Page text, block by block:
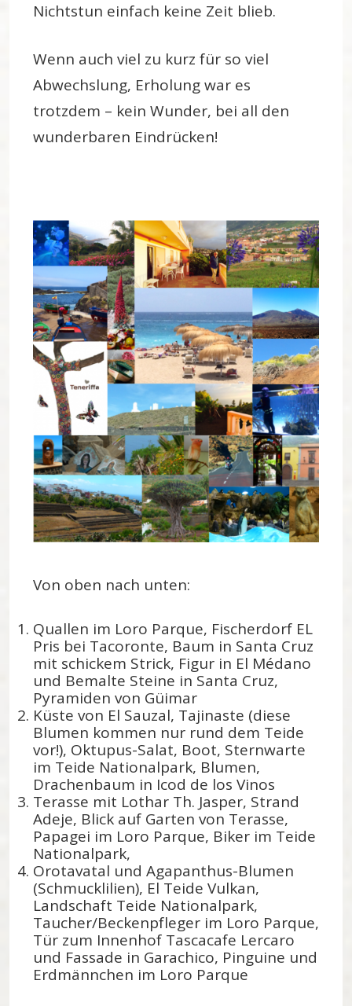
Nichtstun einfach keine Zeit blieb.
Wenn auch viel zu kurz für so viel
Abwechslung, Erholung war es
trotzdem – kein Wunder, bei all den
wunderbaren Eindrücken!
Von oben nach unten:
Quallen im Loro Parque, Fischerdorf EL
Pris bei Tacoronte, Baum in Santa Cruz
mit schickem Strick, Figur in El Médano
und Bemalte Steine in Santa Cruz,
Pyramiden von Güimar
Küste von El Sauzal, Tajinaste (diese
Blumen kommen nur rund dem Teide
vor!), Oktupus-Salat, Boot, Sternwarte
im Teide Nationalpark, Blumen,
Drachenbaum in Icod de los Vinos
Terasse mit Lothar Th. Jasper, Strand
Adeje, Blick auf Garten von Terasse,
Papagei im Loro Parque, Biker im Teide
Nationalpark,
Orotavatal und Agapanthus-Blumen
(Schmucklilien), El Teide Vulkan,
Landschaft Teide Nationalpark,
Taucher/Beckenpfleger im Loro Parque,
Tür zum Innenhof Tascacafe Lercaro
und Fassade in Garachico, Pinguine und
Erdmännchen im Loro Parque